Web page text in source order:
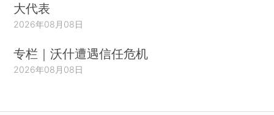
大代表
2026年08月08日
专栏｜沃什遭遇信任危机
2026年08月08日